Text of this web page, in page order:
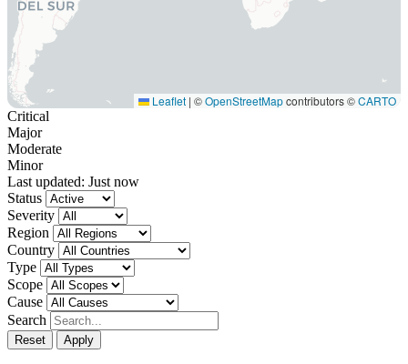
Leaflet | ©OpenStreetMapcontributors ©CARTO
Critical
Major
Moderate
Minor
Last updated: Just now
Status
Severity
Region
Country
Type
Scope
Cause
Search
Reset Apply